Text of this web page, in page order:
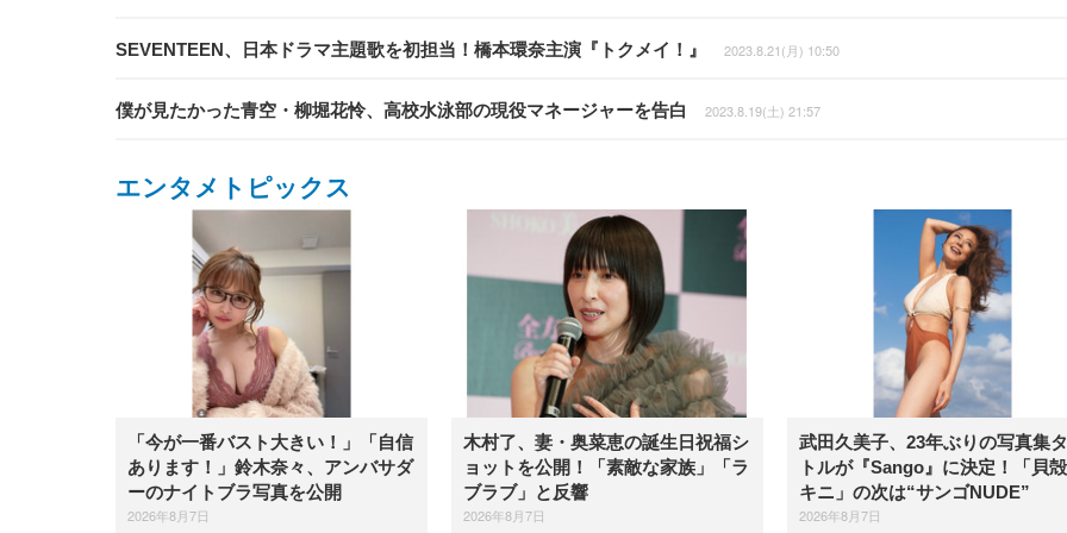
SEVENTEEN、日本ドラマ主題歌を初担当！橋本環奈主演『トクメイ！』 2023.8.21(月) 10:50
僕が見たかった青空・柳堀花怜、高校水泳部の現役マネージャーを告白 2023.8.19(土) 21:57
エンタメトピックス
「今が一番バスト大きい！」「自信
あります！」鈴木奈々、アンバサダ
ーのナイトブラ写真を公開
2026年8月7日
木村了、妻・奥菜恵の誕生日祝福シ
ョットを公開！「素敵な家族」「ラ
ブラブ」と反響
2026年8月7日
武田久美子、23年ぶりの写真集
トルが『Sango』に決定！「貝
キニ」の次は“サンゴNUDE”
2026年8月7日